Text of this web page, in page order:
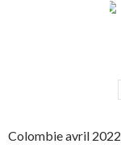
Colombie avril 2022